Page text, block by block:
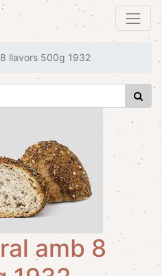
llavors 500g 1932
amb 8